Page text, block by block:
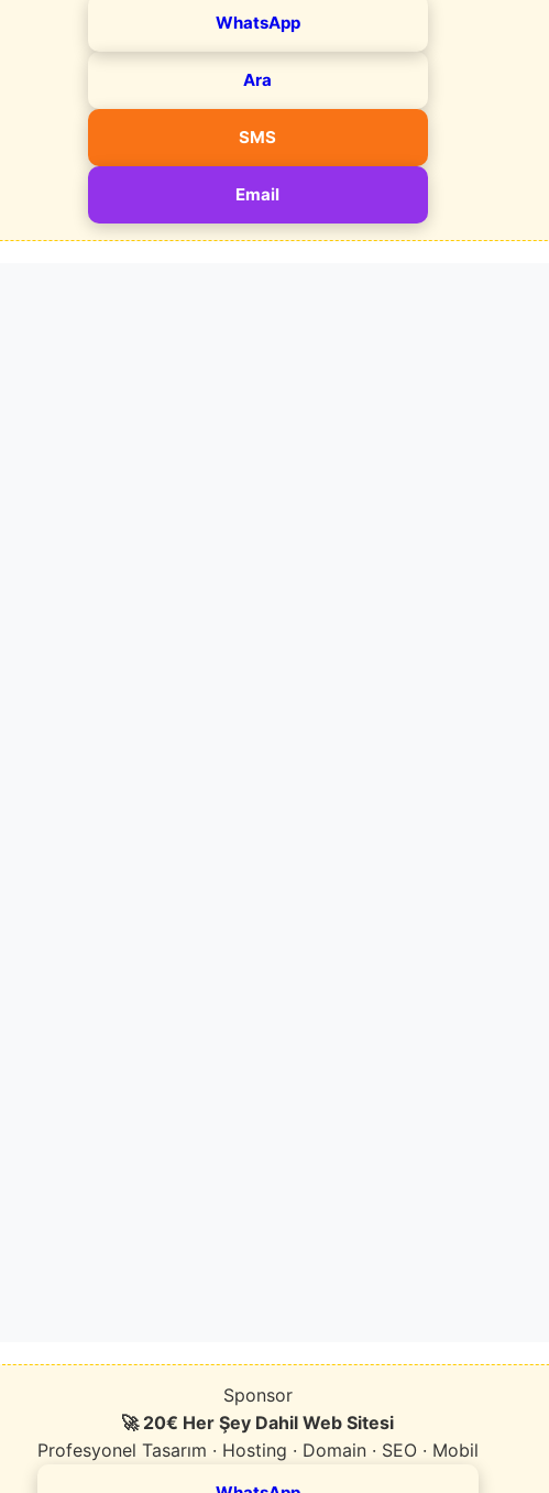
WhatsApp
Ara
SMS
Email
Sponsor
🚀 20€ Her Şey Dahil Web Sitesi
Profesyonel Tasarım · Hosting · Domain · SEO · Mobil